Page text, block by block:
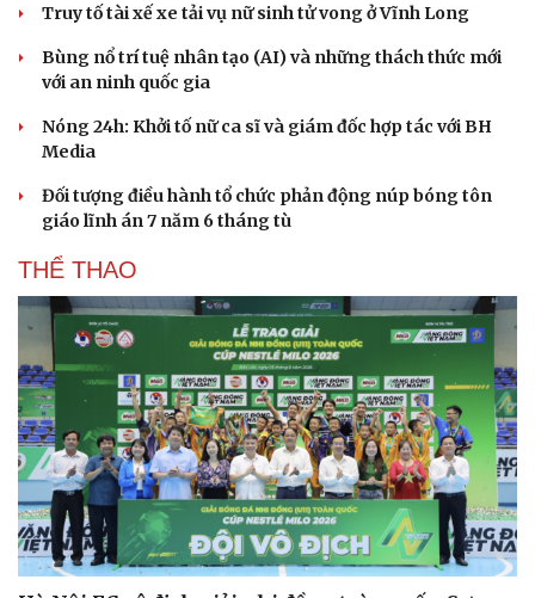
Truy tố tài xế xe tải vụ nữ sinh tử vong ở Vĩnh Long
Bùng nổ trí tuệ nhân tạo (AI) và những thách thức mới
với an ninh quốc gia
Nóng 24h: Khởi tố nữ ca sĩ và giám đốc hợp tác với BH
Media
Đối tượng điều hành tổ chức phản động núp bóng tôn
giáo lĩnh án 7 năm 6 tháng tù
THỂ THAO